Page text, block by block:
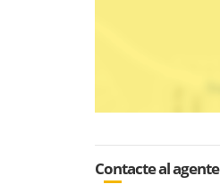
Contacte al agente